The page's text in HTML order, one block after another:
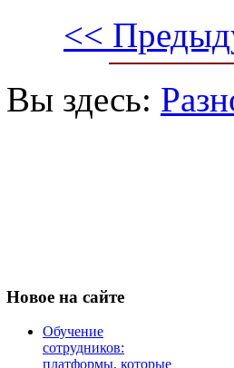
<<
Вы здесь:
Новое на сайте
Обучение
сотрудников:
платформы, которые